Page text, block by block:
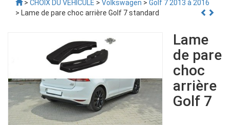
> CHOIX DU VEHICULE > Volkswagen > Golf 7 2013 à 2016
> Lame de pare choc arrière Golf 7 standard
Lame
de pare
choc
arrière
Golf 7